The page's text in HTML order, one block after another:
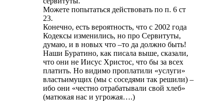
Можете попытаться действовать по п. 6 ст
23.
Конечно, есть вероятность, что с 2002 года
Кодексы изменились, но про Сервитуты,
думаю, и в новых что –то да должно быть!
Наши Буратино, как писала выше, сказали,
что они не Иисус Христос, что бы за всех
платить. Но видимо проплатили «услуги»
властьимущих (мы с соседями так решили) –
ибо они «честно отрабатывали свой хлеб»
(матюкая нас и угрожая….)